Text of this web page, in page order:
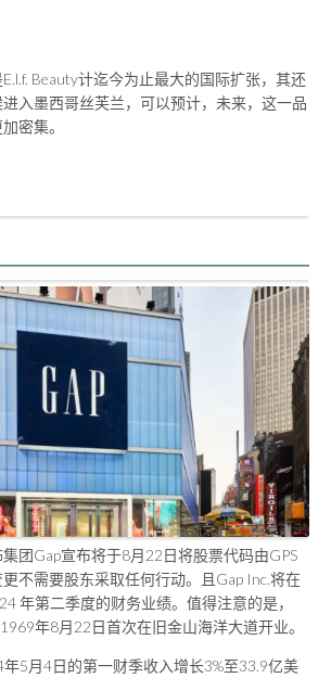
Beauty计迄今为止最大的国际扩张，其还
入墨西哥丝芙兰，可以预计，未来，这一品
密集。
团Gap宣布将于8月22日将股票代码由GPS
不需要股东采取任何行动。且Gap Inc.将在
年第二季度的财务业绩。值得注意的是，
年8月22日首次在旧金山海洋大道开业。
5月4日的第一财季收入增长3%至33.9亿美